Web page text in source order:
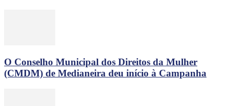
O Conselho Municipal dos Direitos da Mulher
(CMDM) de Medianeira deu início à Campanha